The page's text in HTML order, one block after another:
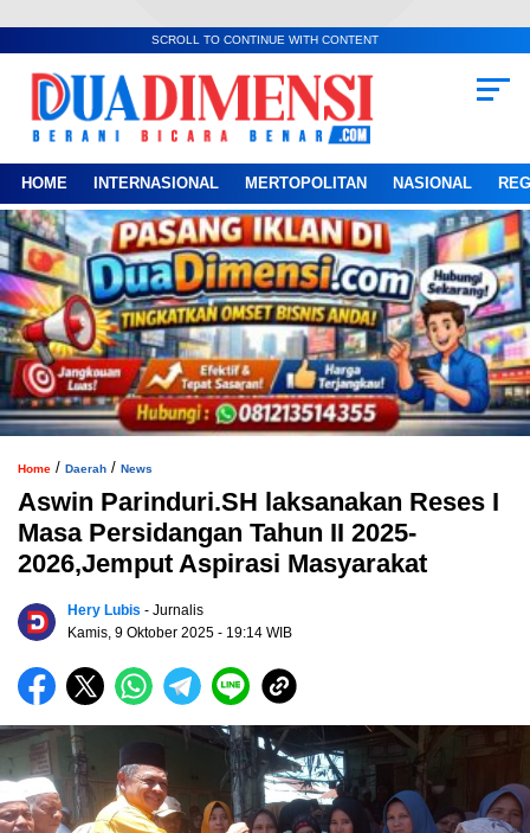
SCROLL TO CONTINUE WITH CONTENT
HOME INTERNASIONAL MERTOPOLITAN NASIONAL
Home / Daerah / News
Aswin Parinduri.SH laksanakan Reses I
Masa Persidangan Tahun II 2025-
2026,Jemput Aspirasi Masyarakat
Hery Lubis - Jurnalis
Kamis, 9 Oktober 2025 - 19:14 WIB